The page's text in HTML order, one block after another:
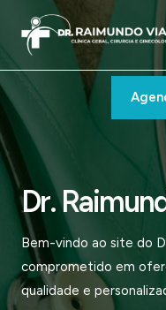
para
conteúdo
Dr.
Bem-vindo ao site do
comprometido em
qualidade e